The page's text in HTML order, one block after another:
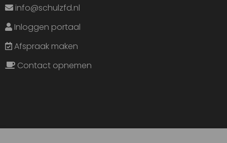
info@schulzfd.nl
Inloggen portaal
Afspraak maken
Contact opnemen